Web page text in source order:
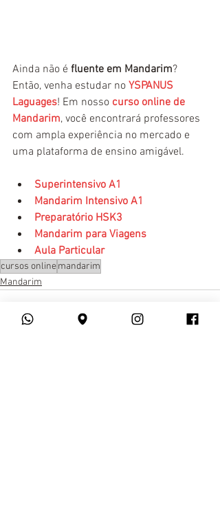
Ainda não é fluente em Mandarim?
Então, venha estudar no YSPANUS
Laguages! Em nosso curso online de
Mandarim, você encontrará professores
com ampla experiência no mercado e
uma plataforma de ensino amigável.
Superintensivo A1
Mandarim Intensivo A1
Preparatório HSK3
Mandarim para Viagens
Aula Particular
cursos onlinemandarim
Mandarim